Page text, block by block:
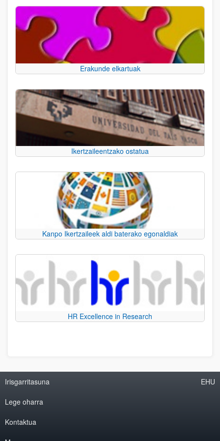
Erakunde elkartuak
Ikertzaileentzako ostatua
Kanpo Ikertzaileek aldi baterako egonaldiak
HR Excellence in Research
Irisgarritasuna
Lege oharra
Kontaktua
EHU